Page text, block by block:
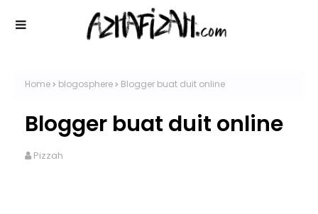
Home blogosphere Blogger buat duit online
Blogger buat duit online
Pizzah